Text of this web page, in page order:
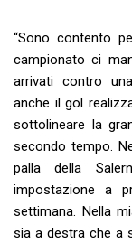
“Sono contento
campionato ci
arrivati contro
anche il gol
sottolineare la
secondo tempo.
palla della
impostazione a
settimana. Nella
sia a destra che a